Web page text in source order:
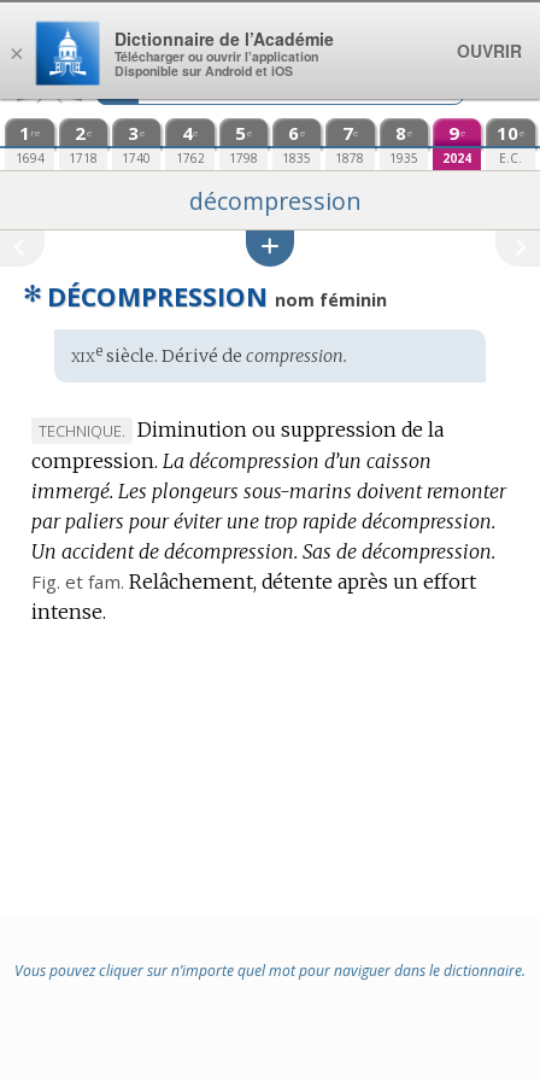
Aller au contenu
1 re
1694
2e
1718
3e
1740
4e
1762
5e
1798
6e
1835
7e
1878
8e
1935
9e
2024
10e
E.C.
décompression
✻ DÉCOMPRESSION nom féminin
Étymologie
:
xixesiècle. Dérivé de compression.
MARQUE
DE
DOMAINE
:
TECHNIQUE.
Diminution ou suppression de la
compression. La décompression d’un caisson
immergé. Les plongeurs sous-marins doivent remonter
par paliers pour éviter une trop rapide décompression.
Un accident de décompression. Sas de décompression.
Fig. et fam. Relâchement, détente après un effort
intense.
Vous pouvez cliquer sur n’importe quel mot pour naviguer dans le dictionnaire.
×
Dictionnaire de l’Académie
Télécharger ou ouvrir l’application
Disponible sur Android et iOS
OUVRIR